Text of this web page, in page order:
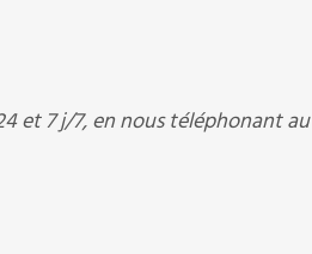
et 7 j/7, en nous téléphonant au